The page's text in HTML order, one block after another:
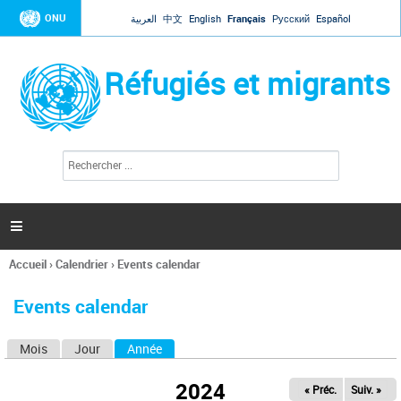
Jump to navigation
ONU العربية 中文 English Français Русский Español
Réfugiés et migrants
l
c
h
e

Vous
ici
Accueil›Calendrier› Events calendar
Events calendar
Mois Jour Année
2024 « Préc. Suiv. »